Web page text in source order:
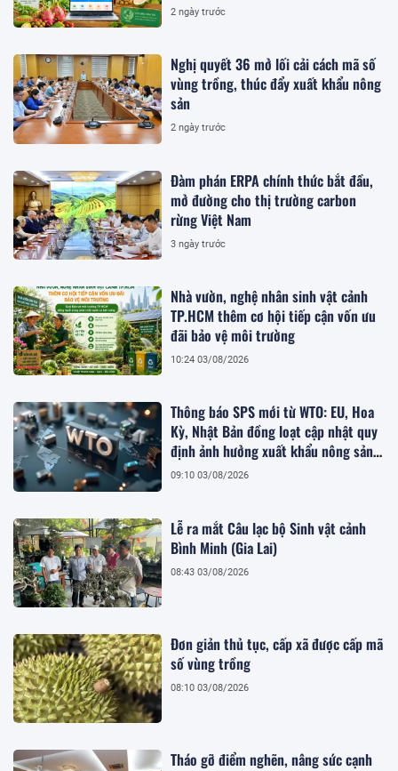
2 ngày trước
Nghị quyết 36 mở lối cải cách mã số
vùng trồng, thúc đẩy xuất khẩu nông
sản
2 ngày trước
Đàm phán ERPA chính thức bắt đầu,
mở đường cho thị trường carbon
rừng Việt Nam
3 ngày trước
Nhà vườn, nghệ nhân sinh vật cảnh
TP.HCM thêm cơ hội tiếp cận vốn ưu
đãi bảo vệ môi trường
10:24 03/08/2026
Thông báo SPS mới từ WTO: EU, Hoa
Kỳ, Nhật Bản đồng loạt cập nhật quy
định ảnh hưởng xuất khẩu nông sản
Việt
09:10 03/08/2026
Lễ ra mắt Câu lạc bộ Sinh vật cảnh
Bình Minh (Gia Lai)
08:43 03/08/2026
Đơn giản thủ tục, cấp xã được cấp mã
số vùng trồng
08:10 03/08/2026
Tháo gỡ điểm nghẽn, nâng sức cạnh